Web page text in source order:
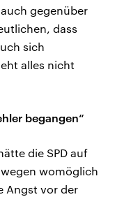
gegenüber
dass
sich
alles nicht
begangen“
die SPD auf
womöglich
Angst vor der